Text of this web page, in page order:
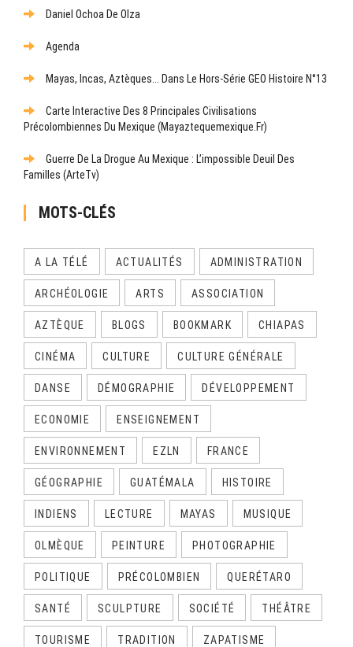
Daniel Ochoa De Olza
Agenda
Mayas, Incas, Aztèques... Dans Le Hors-Série GEO Histoire N°13
Carte Interactive Des 8 Principales Civilisations
Précolombiennes Du Mexique (mayaztequemexique.fr)
Guerre De La Drogue Au Mexique : L’impossible Deuil Des
Familles (ArteTv)
MOTS-CLÉS
A LA TÉLÉ ACTUALITÉS ADMINISTRATION
ARCHÉOLOGIE ARTS ASSOCIATION
AZTÈQUE BLOGS BOOKMARK CHIAPAS
CINÉMA CULTURE CULTURE GÉNÉRALE
DANSE DÉMOGRAPHIE DÉVELOPPEMENT
ECONOMIE ENSEIGNEMENT
ENVIRONNEMENT EZLN FRANCE
GÉOGRAPHIE GUATÉMALA HISTOIRE
INDIENS LECTURE MAYAS MUSIQUE
OLMÈQUE PEINTURE PHOTOGRAPHIE
POLITIQUE PRÉCOLOMBIEN QUERÉTARO
SANTÉ SCULPTURE SOCIÉTÉ THÉÂTRE
TOURISME TRADITION ZAPATISME